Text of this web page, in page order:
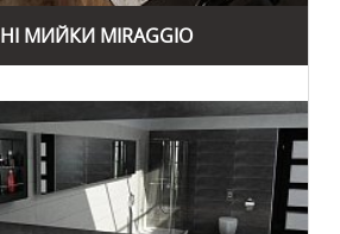
сучасні умивальники та
мінімалістичним дизайном
Ці вироби ідеально доповнять
ванної кімнати.
також пропонує ексклюзивні
індивідуальними замовленнями.
МИЙКИ MIRAGGIO